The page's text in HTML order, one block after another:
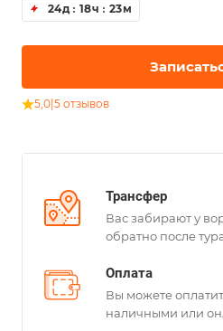
24д 18ч 23м
5,0 5 отзывов
Трансфер
Вас забирают у
обратно после
Оплата
Вы можете
наличными или